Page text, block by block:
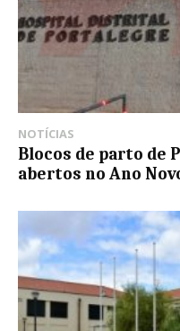
NOTÍCIAS
Blocos de parto de
abertos no Ano